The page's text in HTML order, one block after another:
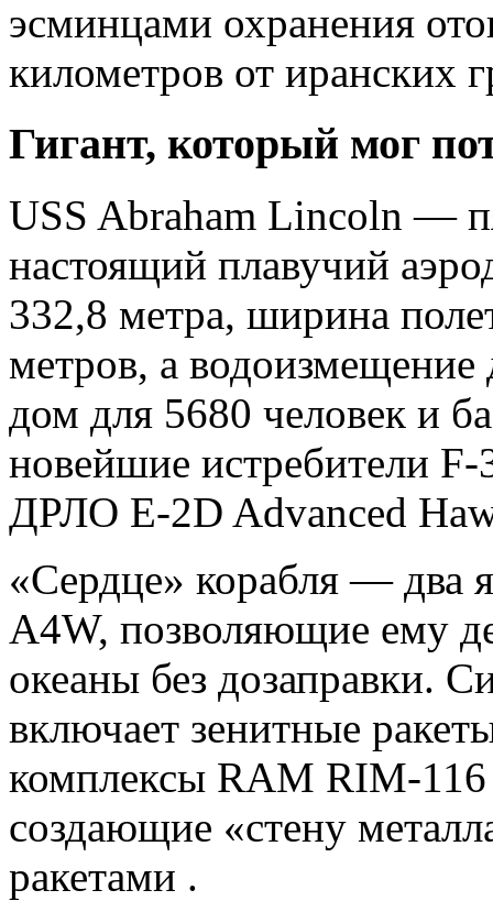
эсминцами охранения
километров от иранских
Гигант, который мог
USS Abraham Lincoln —
настоящий плавучий
332,8 метра, ширина
метров, а водоизмещение
дом для 5680 человек и
новейшие истребители
ДРЛО E-2D Advanced
«Сердце» корабля — два
A4W, позволяющие ему
океаны без дозаправки.
включает зенитные
комплексы RAM RIM-116
создающие «стену
ракетами .